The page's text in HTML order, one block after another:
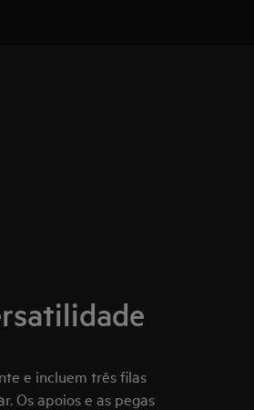
e incluem três filas
Os apoios e as pegas